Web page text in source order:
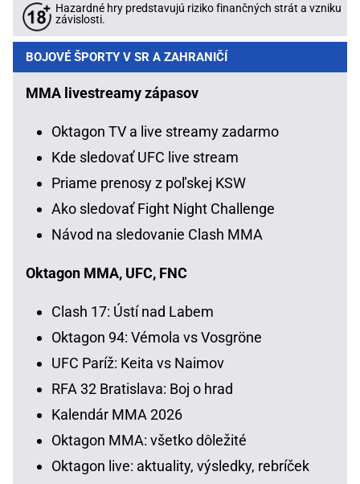
Hazardné hry predstavujú riziko finančných strát a vzniku
závislosti.
BOJOVÉ ŠPORTY V SR A ZAHRANIČÍ
MMA livestreamy zápasov
Oktagon TV a live streamy zadarmo
Kde sledovať UFC live stream
Priame prenosy z poľskej KSW
Ako sledovať Fight Night Challenge
Návod na sledovanie Clash MMA
Oktagon MMA, UFC, FNC
Clash 17: Ústí nad Labem
Oktagon 94: Vémola vs Vosgröne
UFC Paríž: Keita vs Naimov
RFA 32 Bratislava: Boj o hrad
Kalendár MMA 2026
Oktagon MMA: všetko dôležité
Oktagon live: aktuality, výsledky, rebríček